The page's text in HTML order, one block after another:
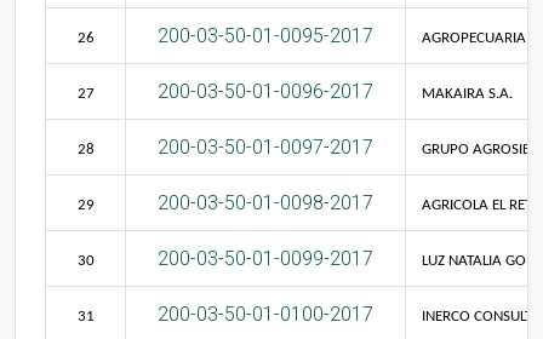
26 200-03-50-01-0095-2017 AGROPECUARIA
27 200-03-50-01-0096-2017 MAKAIRA S.A.
28 200-03-50-01-0097-2017 GRUPO
29 200-03-50-01-0098-2017 AGRICOLA EL
30 200-03-50-01-0099-2017 LUZ NATALIA
31 200-03-50-01-0100-2017 INERCO